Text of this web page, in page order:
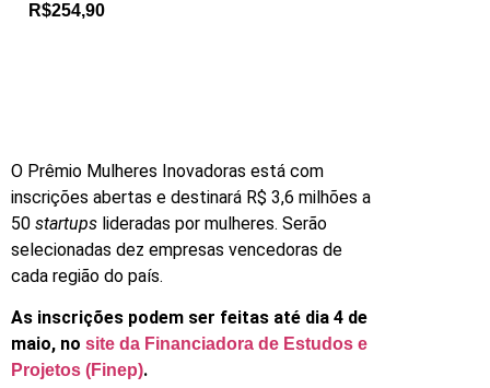
R$254,90
O Prêmio Mulheres Inovadoras está com
inscrições abertas e destinará R$ 3,6 milhões a
50 startups lideradas por mulheres. Serão
selecionadas dez empresas vencedoras de
cada região do país.
As inscrições podem ser feitas até dia 4 de
maio, no site da Financiadora de Estudos e
Projetos (Finep).